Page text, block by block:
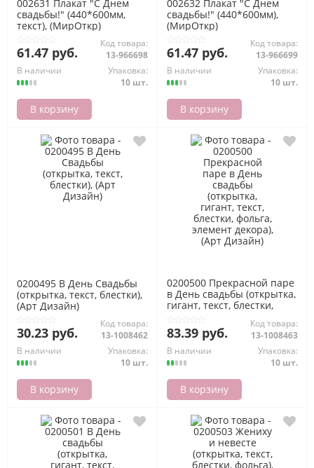
002631 Плакат "С Днем
свадьбы!" (440*600мм,
текст), (МирОткр)
61.47 руб.
Код товара:
13-966698
В наличии
Упаковка:
10 шт.
В корзину
002632 Плакат "С Днем
свадьбы!" (440*600мм),
(МирОткр)
61.47 руб.
Код товара:
13-966699
В наличии
Упаковка:
10 шт.
В корзину
0200495 В День Свадьбы
(открытка, текст, блестки),
(Арт Дизайн)
30.23 руб.
Код товара:
13-1008462
В наличии
Упаковка:
10 шт.
В корзину
0200500 Прекрасной паре
в День свадьбы (открытка,
гигант, текст, блестки,
(Арт Дизайн)
83.39 руб.
Код товара:
13-1008463
В наличии
Упаковка:
10 шт.
В корзину